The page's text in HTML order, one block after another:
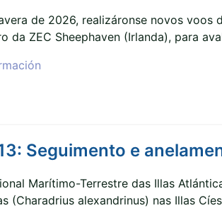
de 2026, realizáronse novos
da ZEC Sheephaven (Irlanda), para
Seguimento e
Marítimo-Terrestre das Illas
(Charadrius alexandrinus) nas Illas